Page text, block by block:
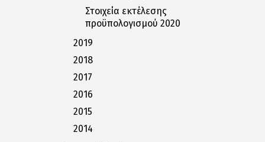
Στοιχεία εκτέλεσης
προϋπολογισμού 2020
2019
2018
2017
2016
2015
2014